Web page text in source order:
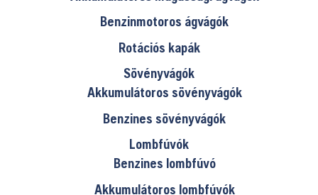
Benzinmotoros ágvágók
Rotációs kapák
Sövényvágók
Akkumulátoros sövényvágók
Benzines sövényvágók
Lombfúvók
Benzines lombfúvó
Akkumulátoros lombfúvók